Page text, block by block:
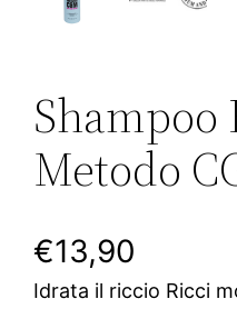
Shampoo
Metodo
€13,90
Idrata il riccio Ricci